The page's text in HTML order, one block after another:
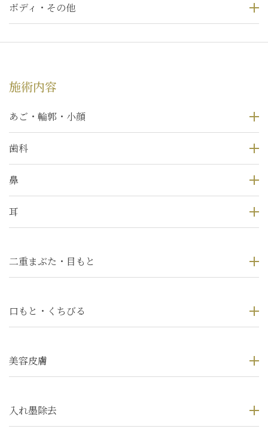
ボディ・その他
施術内容
あご・輪郭・小顔
歯科
鼻
耳
二重まぶた・目もと
口もと・くちびる
美容皮膚
入れ墨除去